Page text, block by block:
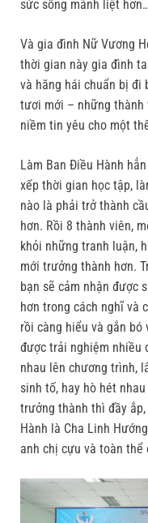
sức sống mãnh liệt
Và gia đình Nữ Vương
thời gian này gia đình
và hăng hái chuẩn bị đi
tươi mới – những thành
niềm tin yêu cho một
Làm Ban Điều Hành
xếp thời gian học tập,
nào là phải trở thành
hơn. Rồi 8 thành viên,
khỏi những tranh luận,
mới trưởng thành hơn.
bạn sẽ cảm nhận được
hơn trong cách nghĩ và
rồi càng hiểu và gắn bó
được trải nghiệm nhiều
nhau lên chương trình,
sinh tố, hay hò hét
trưởng thành thì đầy
Hành là Cha Linh
anh chị cựu và toàn thể